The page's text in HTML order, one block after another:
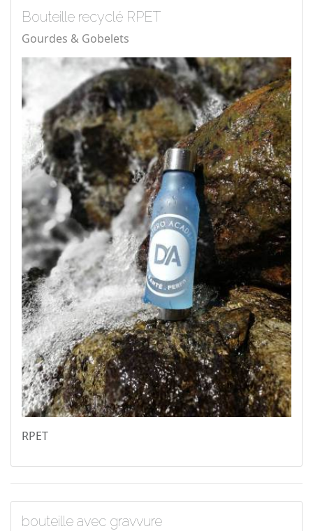
Bouteille recyclé RPET
Gourdes & Gobelets
RPET
bouteille avec gravvure